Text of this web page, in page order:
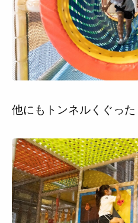
他にもトンネルくぐった